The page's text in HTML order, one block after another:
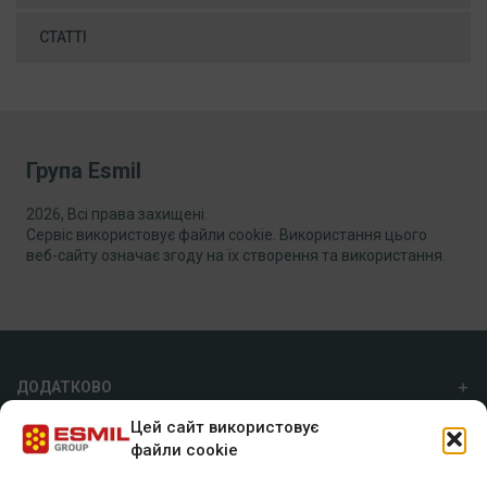
Цей сайт використовує
файли cookie
СТАТТІ
Група Esmil
2026, Всі права захищені.
Сервіс використовує файли cookie. Використання цього
веб-сайту означає згоду на їх створення та використання.
ДОДАТКОВО
ПРО НАС